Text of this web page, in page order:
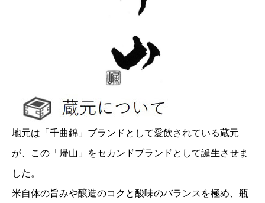
地元は「千曲錦」ブランドとして愛飲されている蔵元
が、この「帰山」をセカンドブランドとして誕生させま
した。
米自体の旨みや醸造のコクと酸味のバランスを極め、瓶